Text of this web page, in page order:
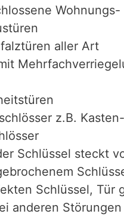
Wohnungs-
aller Art
z.B.
Schlüssel steckt
Schlüssel, Tür
anderen